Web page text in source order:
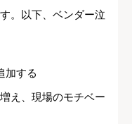
。以下、ベンダー泣
加する
え、現場のモチベー